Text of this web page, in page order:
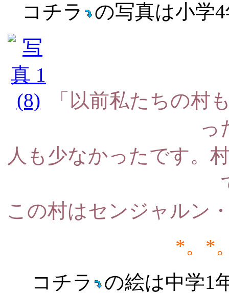
コチラ
の写真は小学
「以前私たちの村
っ
人も少なかったです。
この村はセンジャルン
*。*
コチラ
の絵は中学1